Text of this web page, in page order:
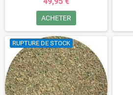
ACHETER
RUPTURE DE STOCK